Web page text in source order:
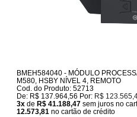
BMEH584040 - MÓDULO
M580, HSBY NÍVEL 4, REMOTO
Cod. do Produto: 52713
De: R$ 137.964,56 Por: R$
3x de R$ 41.188,47 sem juros no
12.573,81 no cartão de crédito